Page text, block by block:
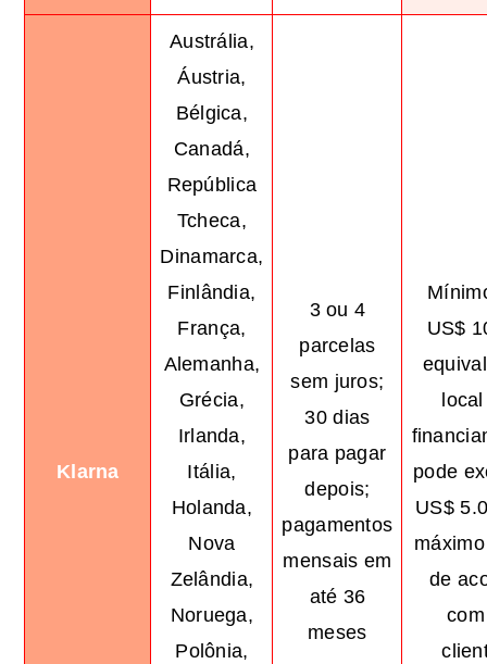
Klarna
Austrália,
Áustria,
Bélgica,
Canadá,
República
Tcheca,
Dinamarca,
Finlândia,
França,
Alemanha,
Grécia,
Irlanda,
Itália,
Holanda,
Nova
Zelândia,
Noruega,
Polônia,
3 ou 4
parcelas
sem juros;
30 dias
para pagar
depois;
pagamentos
mensais em
até 36
meses
US$
pode
US$
de